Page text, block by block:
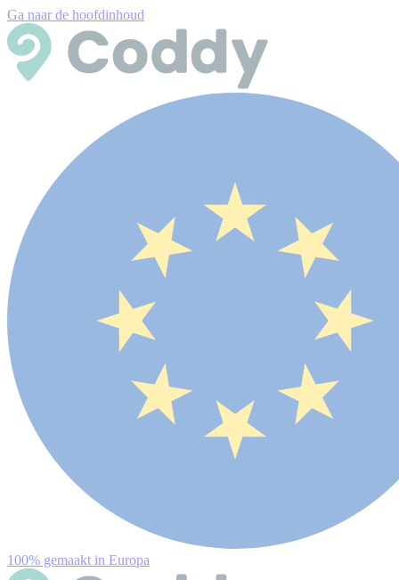
Ga naar de hoofdinhoud
100% gemaakt in Europa